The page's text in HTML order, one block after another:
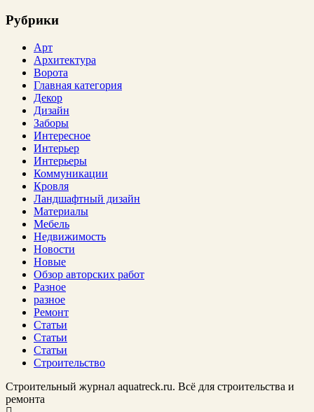
Рубрики
Арт
Архитектура
Ворота
Главная категория
Декор
Дизайн
Заборы
Интересное
Интерьер
Интерьеры
Коммуникации
Кровля
Ландшафтный дизайн
Материалы
Мебель
Недвижимость
Новости
Новые
Обзор авторских работ
Разное
разное
Ремонт
Статьи
Статьи
Статьи
Строительство
Строительный журнал aquatreck.ru. Всё для строительства и
ремонта